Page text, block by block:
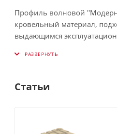
Профиль волновой
кровельный материал,
выдающимся
Малый, по сравнению с
Правильно подобранный
металлочерепицу в
серьёзным механическим
Статьи